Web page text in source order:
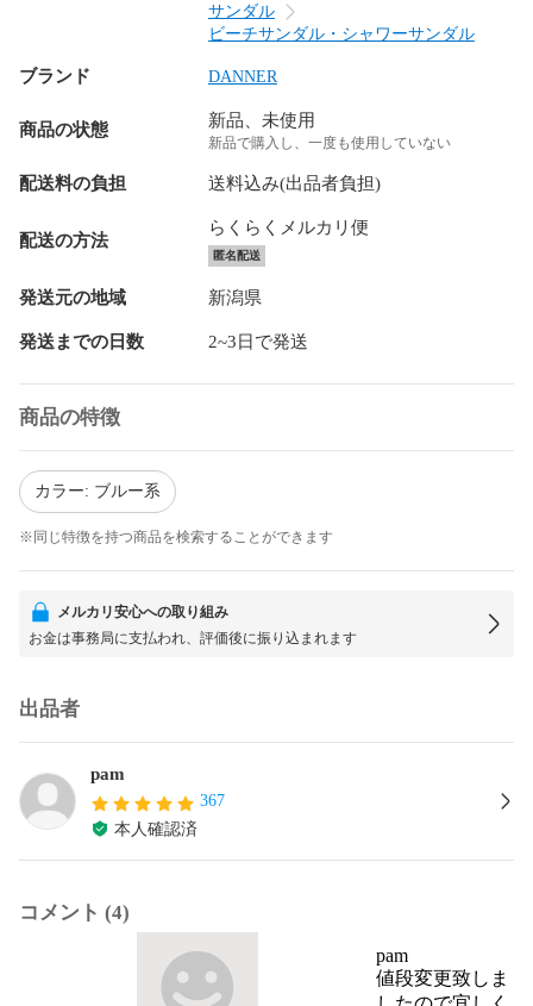
サンダル
ビーチサンダル・シャワーサンダル
ブランド DANNER
商品の状態 新品、未使用
新品で購入し、一度も使用していない
配送料の負担 送料込み(出品者負担)
配送の方法
らくらくメルカリ便
匿名配送
発送元の地域 新潟県
発送までの日数 2~3日で発送
商品の特徴
カラー: ブルー系
※同じ特徴を持つ商品を検索することができます
メルカリ安心への取り組み
お金は事務局に支払われ、評価後に振り込まれます
出品者
pam
367
本人確認済
コメント (4)
pam
値段変更致しま